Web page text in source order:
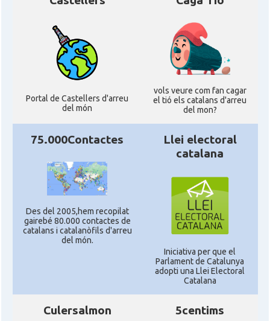
Portal de Castellers d'arreu
del món
vols veure com fan cagar
el tió els catalans d'arreu
del mon?
75.000Contactes
Des del 2005,hem recopilat
gairebé 80.000 contactes de
catalans i catalanòfils d'arreu
del món.
Llei electoral
catalana
Iniciativa per que el
Parlament de Catalunya
adopti una Llei Electoral
Catalana
Culersalmon 5centims